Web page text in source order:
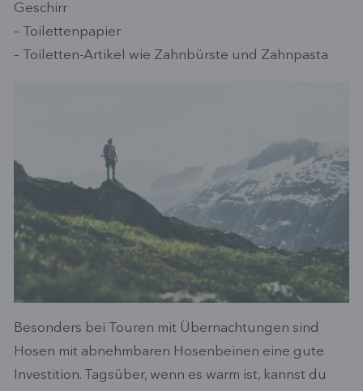
Geschirr
– Toilettenpapier
– Toiletten-Artikel wie Zahnbürste und Zahnpasta
Besonders bei Touren mit Übernachtungen sind
Hosen mit abnehmbaren Hosenbeinen eine gute
Investition. Tagsüber, wenn es warm ist, kannst du